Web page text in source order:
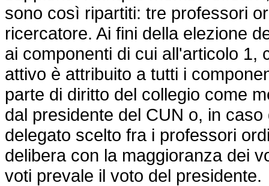
sono così ripartiti: tre professori
ricercatore. Ai fini della elezione
ai componenti di cui all'articolo 1,
attivo è attribuito a tutti i
parte di diritto del collegio come
dal presidente del CUN o, in
delegato scelto fra i professori
delibera con la maggioranza dei
voti prevale il voto del presidente.